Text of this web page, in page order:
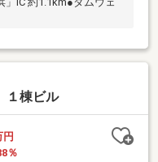
１棟ビル
円
％